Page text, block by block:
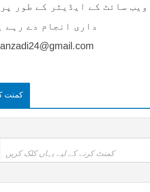
سائٹ کے ایڈیٹر کے طور پر
داری انجام دے رہے
کمنت
کمنٹ کرنے کے لیے یہاں کلک کریں